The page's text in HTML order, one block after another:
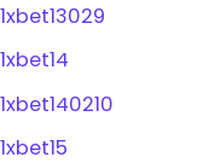
1xbet13029
1xbet14
1xbet140210
1xbet15